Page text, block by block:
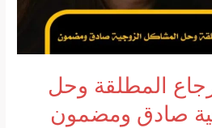
المطلقة وحل
صادق ومضمون